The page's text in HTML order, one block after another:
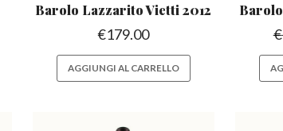
Barolo LazzaritoVietti 2012
€179.00
AGGIUNGI AL CARRELLO
€